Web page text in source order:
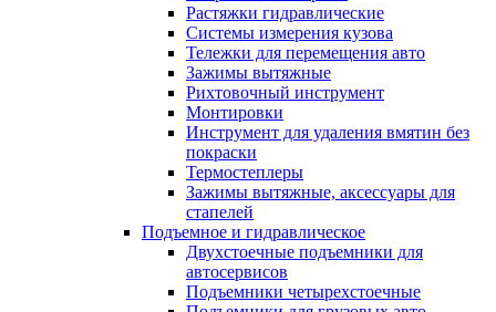
Растяжки гидравлические
Системы измерения кузова
Тележки для перемещения авто
Зажимы вытяжные
Рихтовочный инструмент
Монтировки
Инструмент для удаления вмятин без
покраски
Термостеплеры
Зажимы вытяжные, аксессуары для
стапелей
Подъемное и гидравлическое
Двухстоечные подъемники для
автосервисов
Подъемники четырехстоечные